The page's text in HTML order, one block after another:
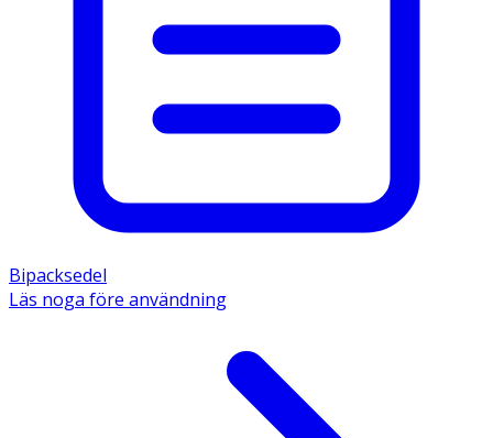
Bipacksedel
Läs noga före användning